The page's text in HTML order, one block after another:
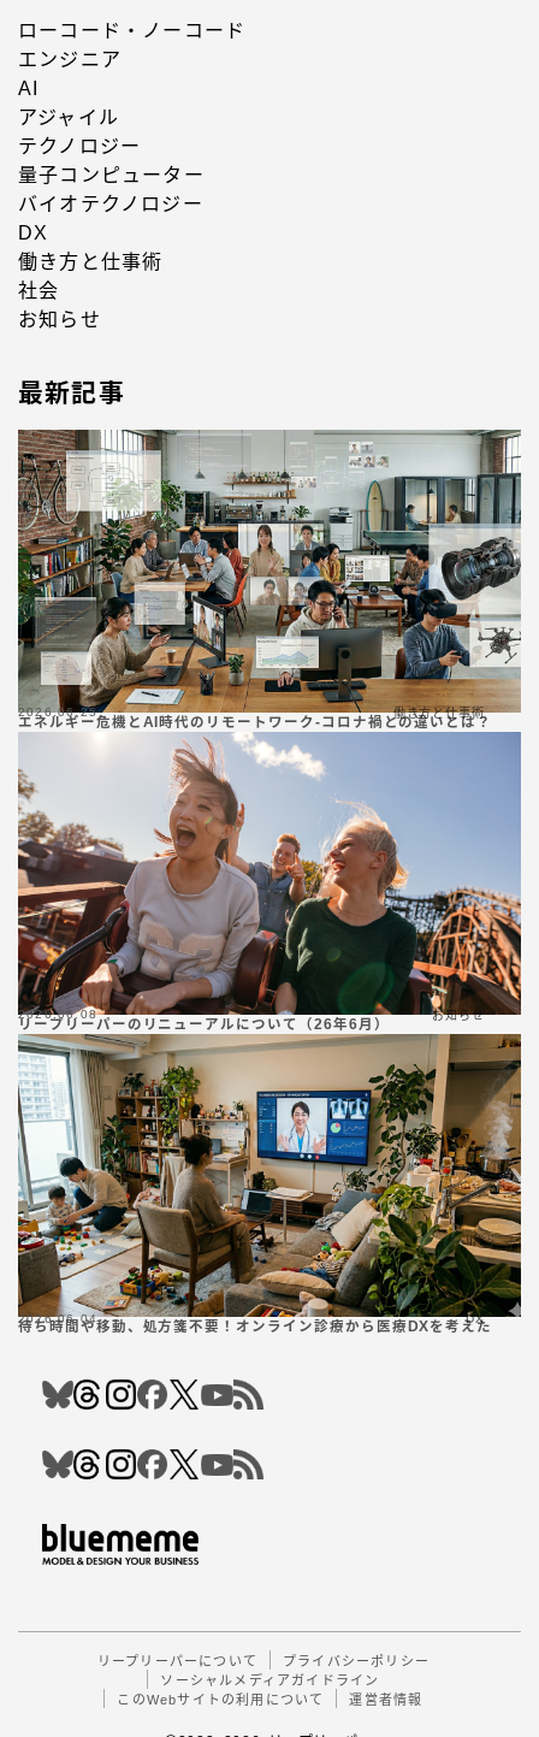
Follow Me
ローコード・ノーコード
エンジニア
AI
アジャイル
テクノロジー
量子コンピューター
バイオテクノロジー
DX
働き方と仕事術
社会
お知らせ
最新記事
エネルギー危機とAI時代のリモートワーク-コロナ禍との違いとは？
2026.06.25 働き方と仕事術
リープリーパーのリニューアルについて（26年6月）
2026.06.08 お知らせ
待ち時間や移動、処方箋不要！オンライン診療から医療DXを考えた
2026.06.04 DX
リープリーパーについて
プライバシーポリシー
ソーシャルメディアガイドライン
このWebサイトの利用について
運営者情報